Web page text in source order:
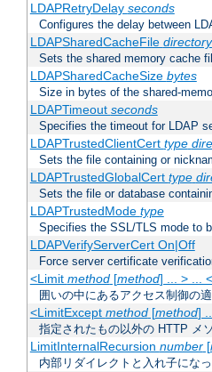
LDAPRetryDelay seconds
Configures the delay between
LDAPSharedCacheFile
Sets the shared memory cache
LDAPSharedCacheSize bytes
Size in bytes of the shared-
LDAPTimeout seconds
Specifies the timeout for LDAP
LDAPTrustedClientCert type
Sets the file containing or
LDAPTrustedGlobalCert type
Sets the file or database
LDAPTrustedMode type
Specifies the SSL/TLS mode to
LDAPVerifyServerCert On|Off
Force server certificate
<Limit method[method] ... > ...
囲いの中にあるアクセス制御の
<LimitExcept method[method]
指定されたもの以外の HTTP メ
LimitInternalRecursion number[
内部リダイレクトと入れ子にな